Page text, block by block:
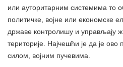
или ауторитарним системима то
политичке, војне или економске
државе контролишу и управљају
територије. Најчешћи је да је
силом, војним пучевима.